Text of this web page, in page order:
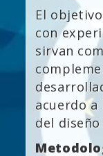
El
con
sirvan
acuerdo
del